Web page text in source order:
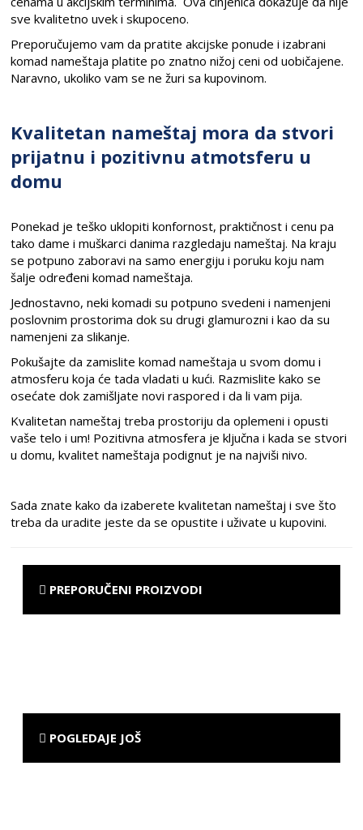
sve kvalitetno uvek i skupoceno.
Preporučujemo vam da pratite akcijske ponude i izabrani
komad nameštaja platite po znatno nižoj ceni od uobičajene.
Naravno, ukoliko vam se ne žuri sa kupovinom.
Kvalitetan nameštaj mora da stvori
prijatnu i pozitivnu atmotsferu u
domu
Ponekad je teško uklopiti konfornost, praktičnost i cenu pa
tako dame i muškarci danima razgledaju nameštaj. Na kraju
se potpuno zaboravi na samo energiju i poruku koju nam
šalje određeni komad nameštaja.
Jednostavno, neki komadi su potpuno svedeni i namenjeni
poslovnim prostorima dok su drugi glamurozni i kao da su
namenjeni za slikanje.
Pokušajte da zamislite komad nameštaja u svom domu i
atmosferu koja će tada vladati u kući. Razmislite kako se
osećate dok zamišljate novi raspored i da li vam pija.
Kvalitetan nameštaj treba prostoriju da oplemeni i opusti
vaše telo i um! Pozitivna atmosfera je ključna i kada se stvori
u domu, kvalitet nameštaja podignut je na najviši nivo.
Sada znate kako da izaberete kvalitetan nameštaj i sve što
treba da uradite jeste da se opustite i uživate u kupovini.
PREPORUČENI PROIZVODI
POGLEDAJE JOŠ